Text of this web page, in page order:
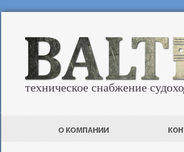
техническое снабжение